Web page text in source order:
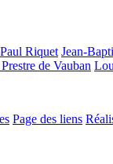
Riquet Jean-
de Vauban
Page des liens